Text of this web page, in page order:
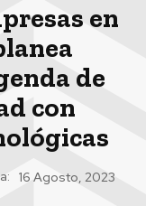
en
de
con
16 Agosto, 2023